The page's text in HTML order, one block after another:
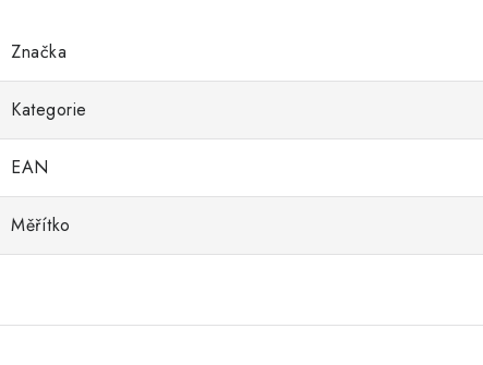
Značka
Kategorie
EAN
Měřítko